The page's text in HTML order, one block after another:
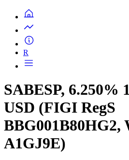
R
SABESP, 6.250%
USD (FIGI RegS
BBG001B80HG2,
A1GJ9E)